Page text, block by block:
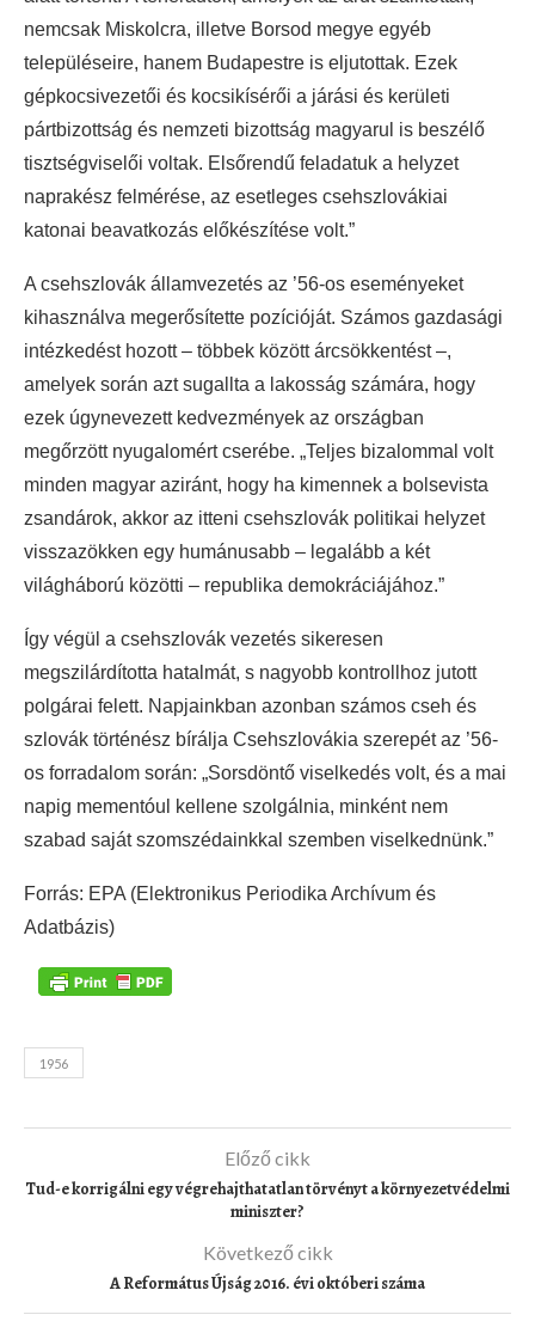
nemcsak Miskolcra, illetve Borsod megye egyéb
településeire, hanem Budapestre is eljutottak. Ezek
gépkocsivezetői és kocsikísérői a járási és kerületi
pártbizottság és nemzeti bizottság magyarul is beszélő
tisztségviselői voltak. Elsőrendű feladatuk a helyzet
naprakész felmérése, az esetleges csehszlovákiai
katonai beavatkozás előkészítése volt.”
A csehszlovák államvezetés az ’56-os eseményeket
kihasználva megerősítette pozícióját. Számos gazdasági
intézkedést hozott – többek között árcsökkentést –,
amelyek során azt sugallta a lakosság számára, hogy
ezek úgynevezett kedvezmények az országban
megőrzött nyugalomért cserébe. „Teljes bizalommal volt
minden magyar aziránt, hogy ha kimennek a bolsevista
zsandárok, akkor az itteni csehszlovák politikai helyzet
visszazökken egy humánusabb – legalább a két
világháború közötti – republika demokráciájához.”
Így végül a csehszlovák vezetés sikeresen
megszilárdította hatalmát, s nagyobb kontrollhoz jutott
polgárai felett. Napjainkban azonban számos cseh és
szlovák történész bírálja Csehszlovákia szerepét az ’56-
os forradalom során: „Sorsdöntő viselkedés volt, és a mai
napig mementóul kellene szolgálnia, minként nem
szabad saját szomszédainkkal szemben viselkednünk.”
Forrás: EPA (Elektronikus Periodika Archívum és
Adatbázis)
1956
Előző cikk
Tud-e korrigálni egy végrehajthatatlan törvényt a környezetvédelmi
miniszter?
Következő cikk
A Református Újság 2016. évi októberi száma